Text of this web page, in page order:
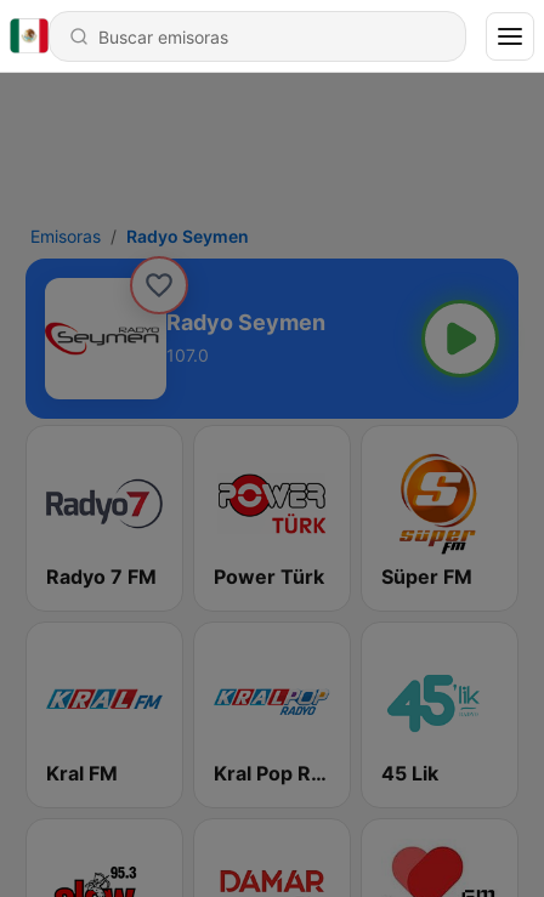
Emisoras Radyo Seymen
Radyo Seymen
107.0
Radyo 7 FM Power Türk Süper FM
Kral FM Kral Pop Radyo 45 Lik